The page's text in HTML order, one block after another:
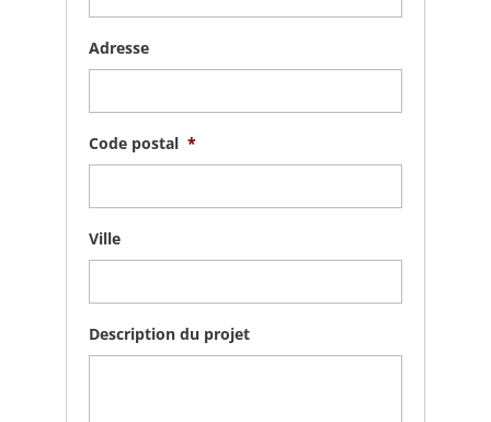
Adresse
Code postal *
Ville
Description du projet